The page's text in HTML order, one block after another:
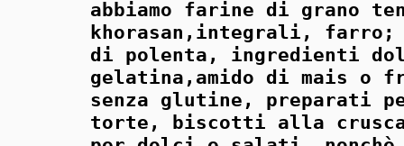
abbiamo farine di grano
khorasan,integrali,
di polenta, ingredienti
gelatina,amido di mais o
senza glutine, preparati
torte, biscotti alla